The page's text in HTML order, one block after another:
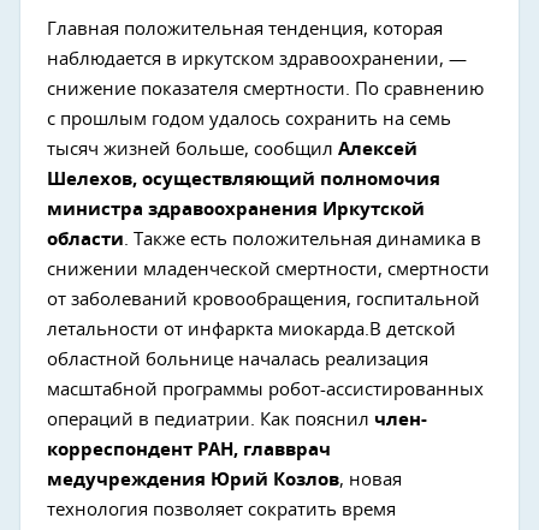
Главная положительная тенденция, которая
наблюдается в иркутском здравоохранении, —
снижение показателя смертности. По сравнению
с прошлым годом удалось сохранить на семь
тысяч жизней больше, сообщил Алексей
Шелехов, осуществляющий полномочия
министра здравоохранения Иркутской
области. Также есть положительная динамика в
снижении младенческой смертности, смертности
от заболеваний кровообращения, госпитальной
летальности от инфаркта миокарда.В детской
областной больнице началась реализация
масштабной программы робот-ассистированных
операций в педиатрии. Как пояснил член-
корреспондент РАН, главврач
медучреждения Юрий Козлов, новая
технология позволяет сократить время